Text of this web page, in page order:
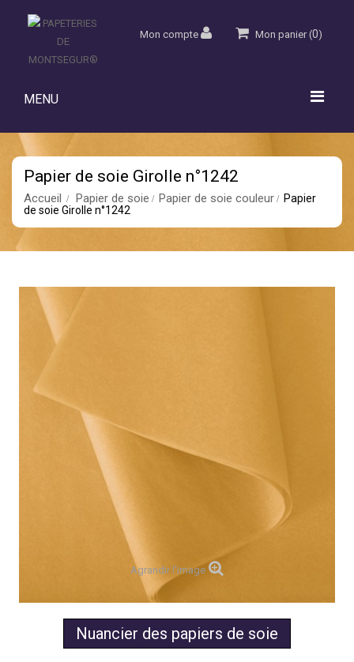
Mon panier(0)
Mon compte
MENU
Papier de soie Girolle n°1242
Accueil Papier de soie Papier de soie couleur
Papier
de soie Girolle n°1242
Agrandir l'image
Nuancier des papiers de soie